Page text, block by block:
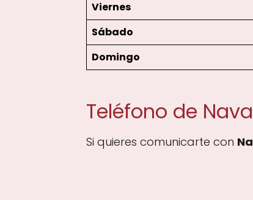
Viernes
Sábado
Domingo
Teléfono de
Si quieres comunicarte con